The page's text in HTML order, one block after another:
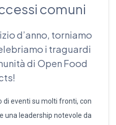
comuni
d’anno, torniamo
i traguardi
di Open Food
di eventi su molti fronti, con
una leadership notevole da